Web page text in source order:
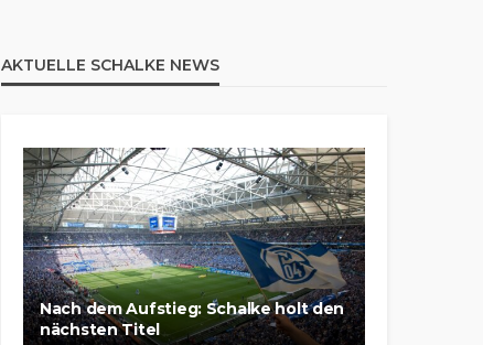
AKTUELLE SCHALKE NEWS
Nach dem Aufstieg: Schalke holt den
nächsten Titel